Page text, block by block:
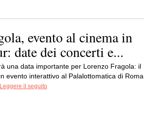
evento al cinema in
date dei concerti e...
una data importante per Lorenzo Fragola: il
evento interattivo al Palalottomatica di Roma
Leggere il seguito